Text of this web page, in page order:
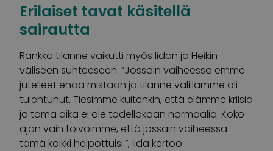
Erilaiset tavat käsitellä
sairautta
Rankka tilanne vaikutti myös Iidan ja Heikin
väliseen suhteeseen. ”Jossain vaiheessa emme
jutelleet enää mistään ja tilanne välillämme oli
tulehtunut. Tiesimme kuitenkin, että elämme kriisiä
ja tämä aika ei ole todellakaan normaalia. Koko
ajan vain toivoimme, että jossain vaiheessa
tämä kaikki helpottuisi.”, Iida kertoo.